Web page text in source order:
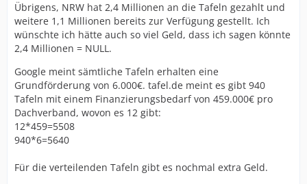
Übrigens, NRW hat 2,4 Millionen an die Tafeln gezahlt und
weitere 1,1 Millionen bereits zur Verfügung gestellt. Ich
wünschte ich hätte auch so viel Geld, dass ich sagen könnte
2,4 Millionen = NULL.
Google meint sämtliche Tafeln erhalten eine
Grundförderung von 6.000€. tafel.de meint es gibt 940
Tafeln mit einem Finanzierungsbedarf von 459.000€ pro
Dachverband, wovon es 12 gibt:
12*459=5508
940*6=5640
Für die verteilenden Tafeln gibt es nochmal extra Geld.